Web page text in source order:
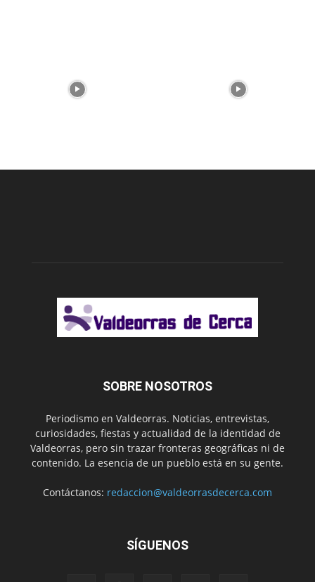
SOBRE NOSOTROS
Periodismo en Valdeorras. Noticias, entrevistas,
curiosidades, fiestas y actualidad de la identidad de
Valdeorras, pero sin trazar fronteras geográficas ni de
contenido. La esencia de un pueblo está en su gente.
Contáctanos: redaccion@valdeorrasdecerca.com
SÍGUENOS